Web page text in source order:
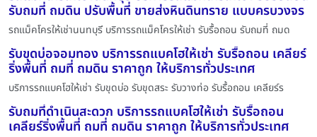
รับถมที่ ถมดิน ปรับพื้นที่ ขายส่งหินดินทราย แบบครบวงจร
รถแม็คโครให้เช่านนทบุรี บริการรถแม็คโครให้เช่า รับรื้อถอน รับถมที่ ถมด
รับขุดบ่อจอมทอง บริการรถแบคโฮให้เช่า รับรื้อถอน เคลียร์
ริ่งพื้นที่ ถมที่ ถมดิน ราคาถูก ให้บริการทั่วประเทศ
บริการรถแบคโฮให้เช่า รับขุดบ่อ รับขุดสระ รับวางท่อ รับรื้อถอน เคลียร์ร
รับถมที่ดำเนินสะดวก บริการรถแบคโฮให้เช่า รับรื้อถอน
เคลียร์ริ่งพื้นที่ ถมที่ ถมดิน ราคาถูก ให้บริการทั่วประเทศ